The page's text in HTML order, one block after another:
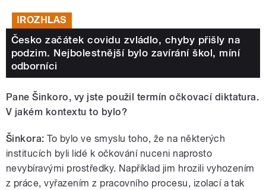
IROZHLAS
Česko začátek covidu zvládlo, chyby přišly na
podzim. Nejbolestnější bylo zavírání škol, míní
odborníci
Pane Šinkoro, vy jste použil termín očkovací diktatura.
V jakém kontextu to bylo?
Šinkora: To bylo ve smyslu toho, že na některých
institucích byli lidé k očkování nuceni naprosto
nevybíravými prostředky. Například jim hrozili vyhozením
z práce, vyřazením z pracovního procesu, izolací a tak